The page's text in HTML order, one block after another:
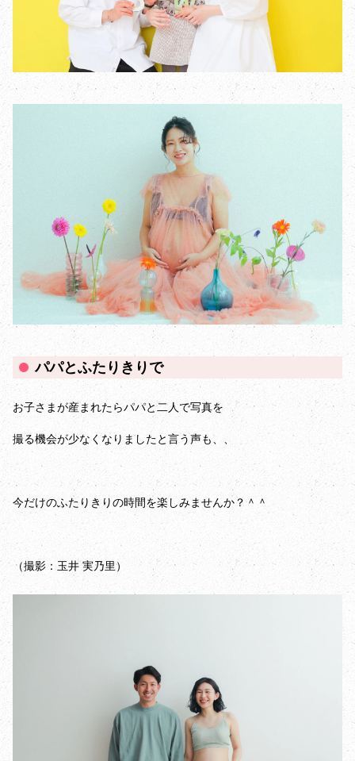
パパとふたりきりで
お子さまが産まれたらパパと二人で写真を
撮る機会が少なくなりましたと言う声も、、
今だけのふたりきりの時間を楽しみませんか？＾＾
（撮影：玉井 実乃里）